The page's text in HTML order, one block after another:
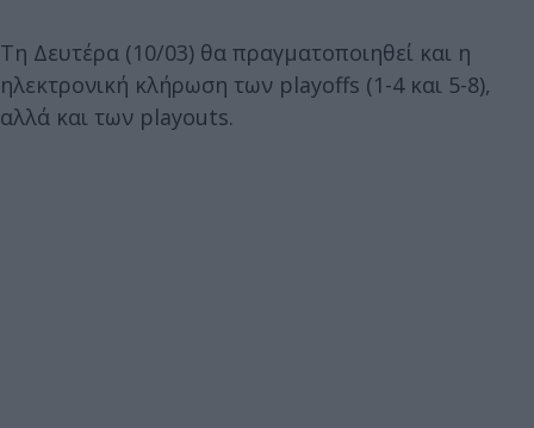
Τη Δευτέρα (10/03) θα πραγματοποιηθεί και η
ηλεκτρονική κλήρωση των playoffs (1-4 και 5-8),
αλλά και των playouts.